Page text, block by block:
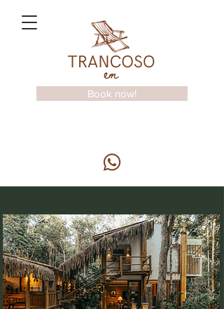
Book now!